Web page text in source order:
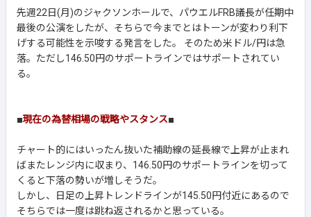
先週22日(月)のジャクソンホールで、パウエルFRB議長が任期中
最後の公演をしたが、そちらで今までとはトーンが変わり利下
げする可能性を示唆する発言をした。 そのため米ドル/円は急
落。ただし146.50円のサポートラインではサポートされてい
る。
■現在の為替相場の戦略やスタンス■
チャート的にはいったん抜いた補助線の延長線で上昇が止まれ
ばまたレンジ内に収まり、146.50円のサポートラインを切って
くると下落の勢いが増しそうだ。
しかし、日足の上昇トレンドラインが145.50円付近にあるので
そちらでは一度は跳ね返されるかと思っている。